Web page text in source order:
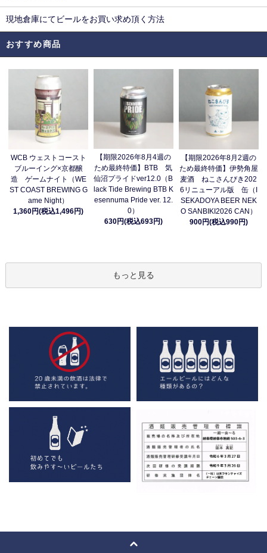
現地倉庫にてビールをお買い求め頂く方法
おすすめ商品
WCB ウェストコースト
ブルーイング×京都醸
造 ゲームナイト（WE
ST COAST BREWING G
ame Night）
1,360円(税込1,496円)
【期限2026年8月4週の
ため最終特価】BTB 気
仙沼プライドver12.0（B
lack Tide Brewing BTB K
esennuma Pride ver. 12.
0）
630円(税込693円)
【期限2026年8月2週の
ため最終特価】伊勢角屋
麦酒 ねこさんびき202
6リニューアル版 缶（I
SEKADOYA BEER NEK
O SANBIKI2026 CAN）
900円(税込990円)
もっと見る